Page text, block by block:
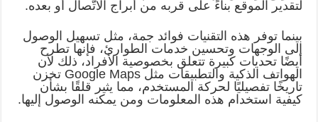
لتقدير الموقع بناءً على قربه من أبراج الاتّصال أو بعده.
بينما توفر هذه التقنيات فوائد جمة، مثل تسهيل الوصول
إلى الوجهات وتحسين خدمات الطوارئ، فإنها تطرح
أيضًا تحديات كبيرة تتعلق بخصوصية الأفراد، ذلك لأن
الهواتف الذكية والتطبيقات مثل Google Maps تخزن
تاريخًا تفصيليًا لحركة المستخدم، مما يثير قلقًا بشأن
كيفية استخدام هذه المعلومات ومن يمكنه الوصول إليها.